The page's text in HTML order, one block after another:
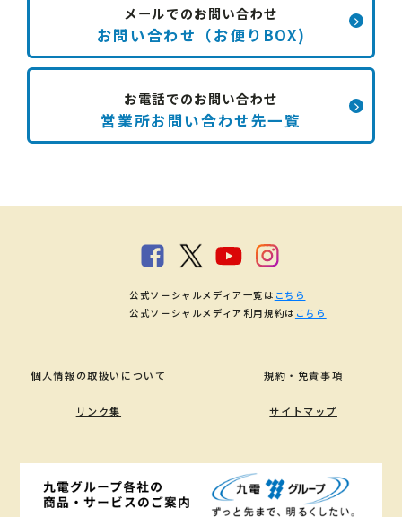
メールでのお問い合わせ
お問い合わせ（お便りBOX)
お電話でのお問い合わせ
営業所お問い合わせ先一覧
個人情報の取扱いについて 規約・免責事項
リンク集 サイトマップ
公式ソーシャルメディア一覧は こちら
公式ソーシャルメディア利用規約は こちら